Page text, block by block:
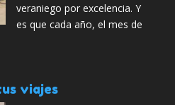
veraniego por excelencia. Y
es que cada año, el mes de
viajes